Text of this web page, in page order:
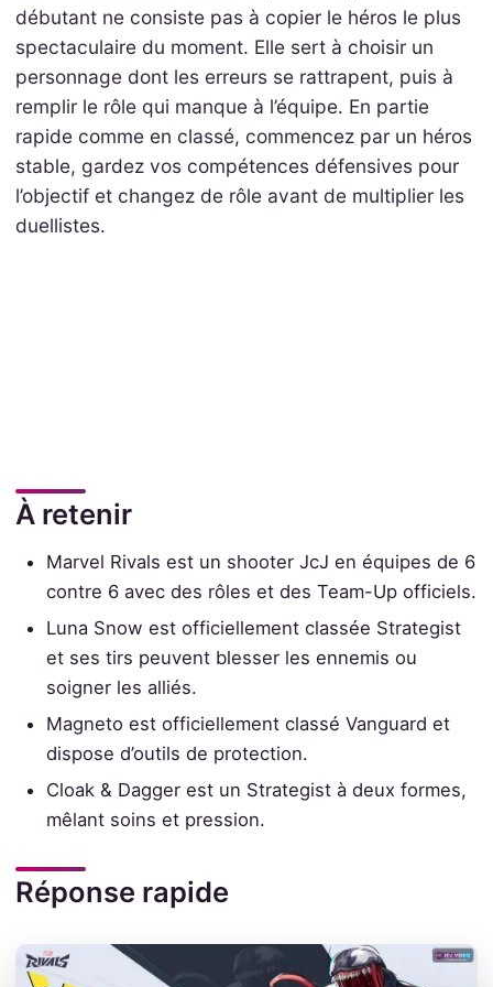
débutant ne consiste pas à copier le héros le plus
spectaculaire du moment. Elle sert à choisir un
personnage dont les erreurs se rattrapent, puis à
remplir le rôle qui manque à l’équipe. En partie
rapide comme en classé, commencez par un héros
stable, gardez vos compétences défensives pour
l’objectif et changez de rôle avant de multiplier les
duellistes.
À retenir
Marvel Rivals est un shooter JcJ en équipes de 6
contre 6 avec des rôles et des Team-Up officiels.
Luna Snow est officiellement classée Strategist
et ses tirs peuvent blesser les ennemis ou
soigner les alliés.
Magneto est officiellement classé Vanguard et
dispose d’outils de protection.
Cloak & Dagger est un Strategist à deux formes,
mêlant soins et pression.
Réponse rapide